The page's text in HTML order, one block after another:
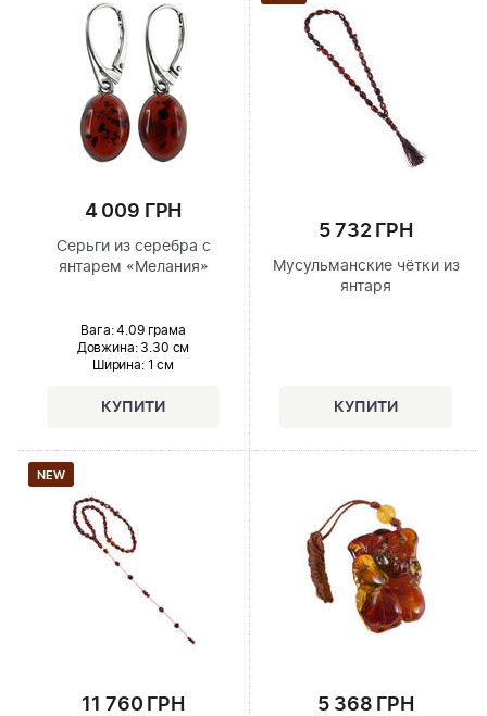
4 009 ГРН
Серьги из серебра с
янтарем «Мелания»
Вага: 4.09 грама
Довжина:3.30 см
Ширина: 1 см
5 732 ГРН
Мусульманские чётки из
янтаря
NEW
11 760 ГРН 5 368 ГРН